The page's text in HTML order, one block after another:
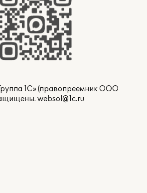
1С» (правопреемник ООО
websol@1c.ru